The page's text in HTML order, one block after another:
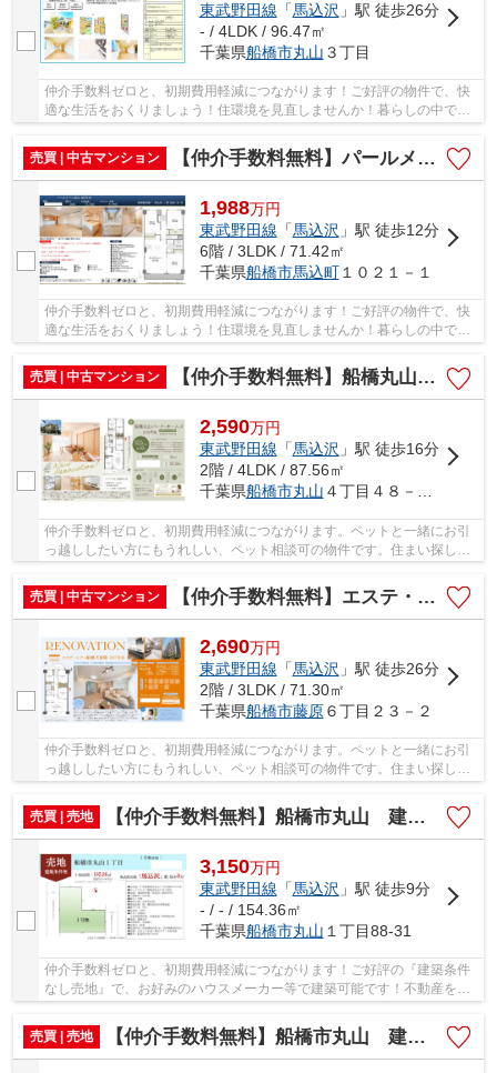
東武野田線 「馬込沢 」駅 徒歩26分
- / 4LDK / 96.47㎡
千葉県船橋市丸山 ３丁目
仲介手数料ゼロと、初期費用軽減につながります！ご好評の物件で、快
適な生活をおくりましょう！住環境を見直しませんか！暮らしの中で
も、住居は充実した生活を送るための大きな役割...
売買 | 中古マンション
【仲介手数料無料】パールメゾン馬込
1,988万円
東武野田線 「馬込沢 」駅 徒歩12分
6階 / 3LDK / 71.42㎡
千葉県船橋市馬込町１０２１－１
仲介手数料ゼロと、初期費用軽減につながります！ご好評の物件で、快
適な生活をおくりましょう！住環境を見直しませんか！暮らしの中で
も、住居は充実した生活を送るための大きな役割...
売買 | 中古マンション
【仲介手数料無料】船橋丸山パーク・ホームズ
2,590万円
東武野田線 「馬込沢 」駅 徒歩16分
2階 / 4LDK / 87.56㎡
千葉県船橋市丸山 ４丁目４８－１５
仲介手数料ゼロと、初期費用軽減につながります。ペットと一緒にお引
っ越ししたい方にもうれしい、ペット相談可の物件です。住まい探しで
売買 | 中古マンション
【仲介手数料無料】エステ・シティ船橋弐番館
2,690万円
東武野田線 「馬込沢 」駅 徒歩26分
2階 / 3LDK / 71.30㎡
千葉県船橋市藤原６丁目２３－２
仲介手数料ゼロと、初期費用軽減につながります。ペットと一緒にお引
っ越ししたい方にもうれしい、ペット相談可の物件です。住まい探しで
売買 | 売地
【仲介手数料無料】船橋市丸山 建築条件なし売地
3,150万円
東武野田線 「馬込沢 」駅 徒歩9分
- / - / 154.36㎡
千葉県船橋市丸山 １丁目88-31
仲介手数料ゼロと、初期費用軽減につながります！ご好評の『建築条件
なし売地』で、お好みのハウスメーカー等で建築可能です！不動産を探
売買 | 売地
【仲介手数料無料】船橋市丸山 建築条件なし売地